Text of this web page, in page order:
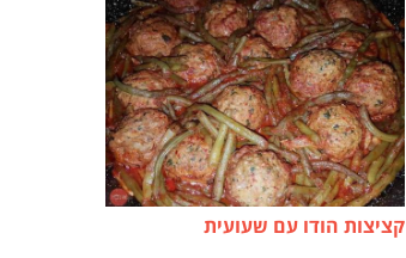
קציצות הודו עם שעועית